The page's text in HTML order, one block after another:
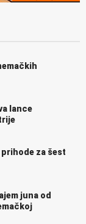
lance
prihode za šest
juna od